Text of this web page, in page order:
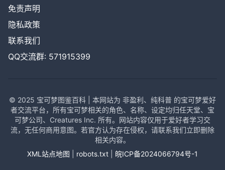
免责声明
隐私政策
联系我们
QQ交流群: 571915399
© 2025 宝可梦图鉴百科 | 本网站为 非盈利、纯科普 的宝可梦爱好
者交流平台，所有宝可梦相关的角色、名称、设定均归任天堂、宝
可梦公司、Creatures Inc. 所有。网站内容仅用于爱好者学习交
流，无任何商用意图。若官方认为存在侵权，请联系我们立即删除
相关内容。
XML站点地图
robots.txt 皖ICP备2024066794号-1